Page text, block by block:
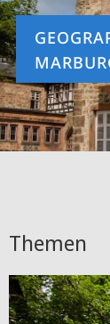
Themen